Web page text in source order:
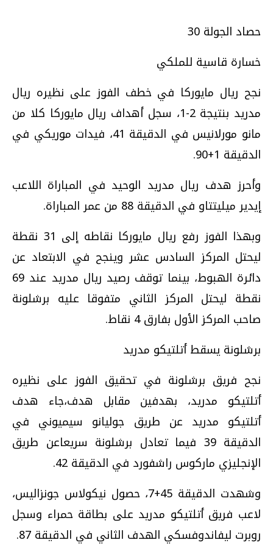
حصاد الجولة 30
خسارة قاسية للملكي
نجح ريال مايوركا في خطف الفوز على نظيره ريال
مدريد بنتيجة 2-1، سجل أهداف ريال مايوركا كلا من
مانو مورلانيس في الدقيقة 41، فيدات موريكي في
الدقيقة 1+90.
وأحرز هدف ريال مدريد الوحيد في المباراة اللاعب
إيدير ميليتتاو في الدقيقة 88 من عمر المباراة.
وبهذا الفوز رفع ريال مايوركا نقاطه إلى 31 نقطة
ليحتل المركز السادس عشر وينجح في الابتعاد عن
دائرة الهبوط، بينما توقف رصيد ريال مدريد عند 69
نقطة ليحتل المركز الثاني متفوقا عليه برشلونة
صاحب المركز الأول بفارق 4 نقاط.
برشلونة يسقط أتلتيكو مدريد
نجح فريق برشلونة في تحقيق الفوز على نظيره
أتلتيكو مدريد، بهدفين مقابل هدف،جاء هدف
أتلتيكو مدريد عن طريق جوليانو سيميوني في
الدقيقة 39 فيما تعادل برشلونة سريعاعن طريق
الإنجليزي ماركوس راشفورد في الدقيقة 42.
وشهدت الدقيقة 45+7، حصول نيكولاس جونزاليس،
لاعب فريق أتلتيكو مدريد على بطاقة حمراء وسجل
روبرت ليفاندوفسكي الهدف الثاني في الدقيقة 87.